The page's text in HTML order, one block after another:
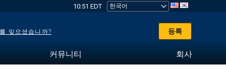
10:51 EDT
잊으셨습니까? 등록
커뮤니티 회사